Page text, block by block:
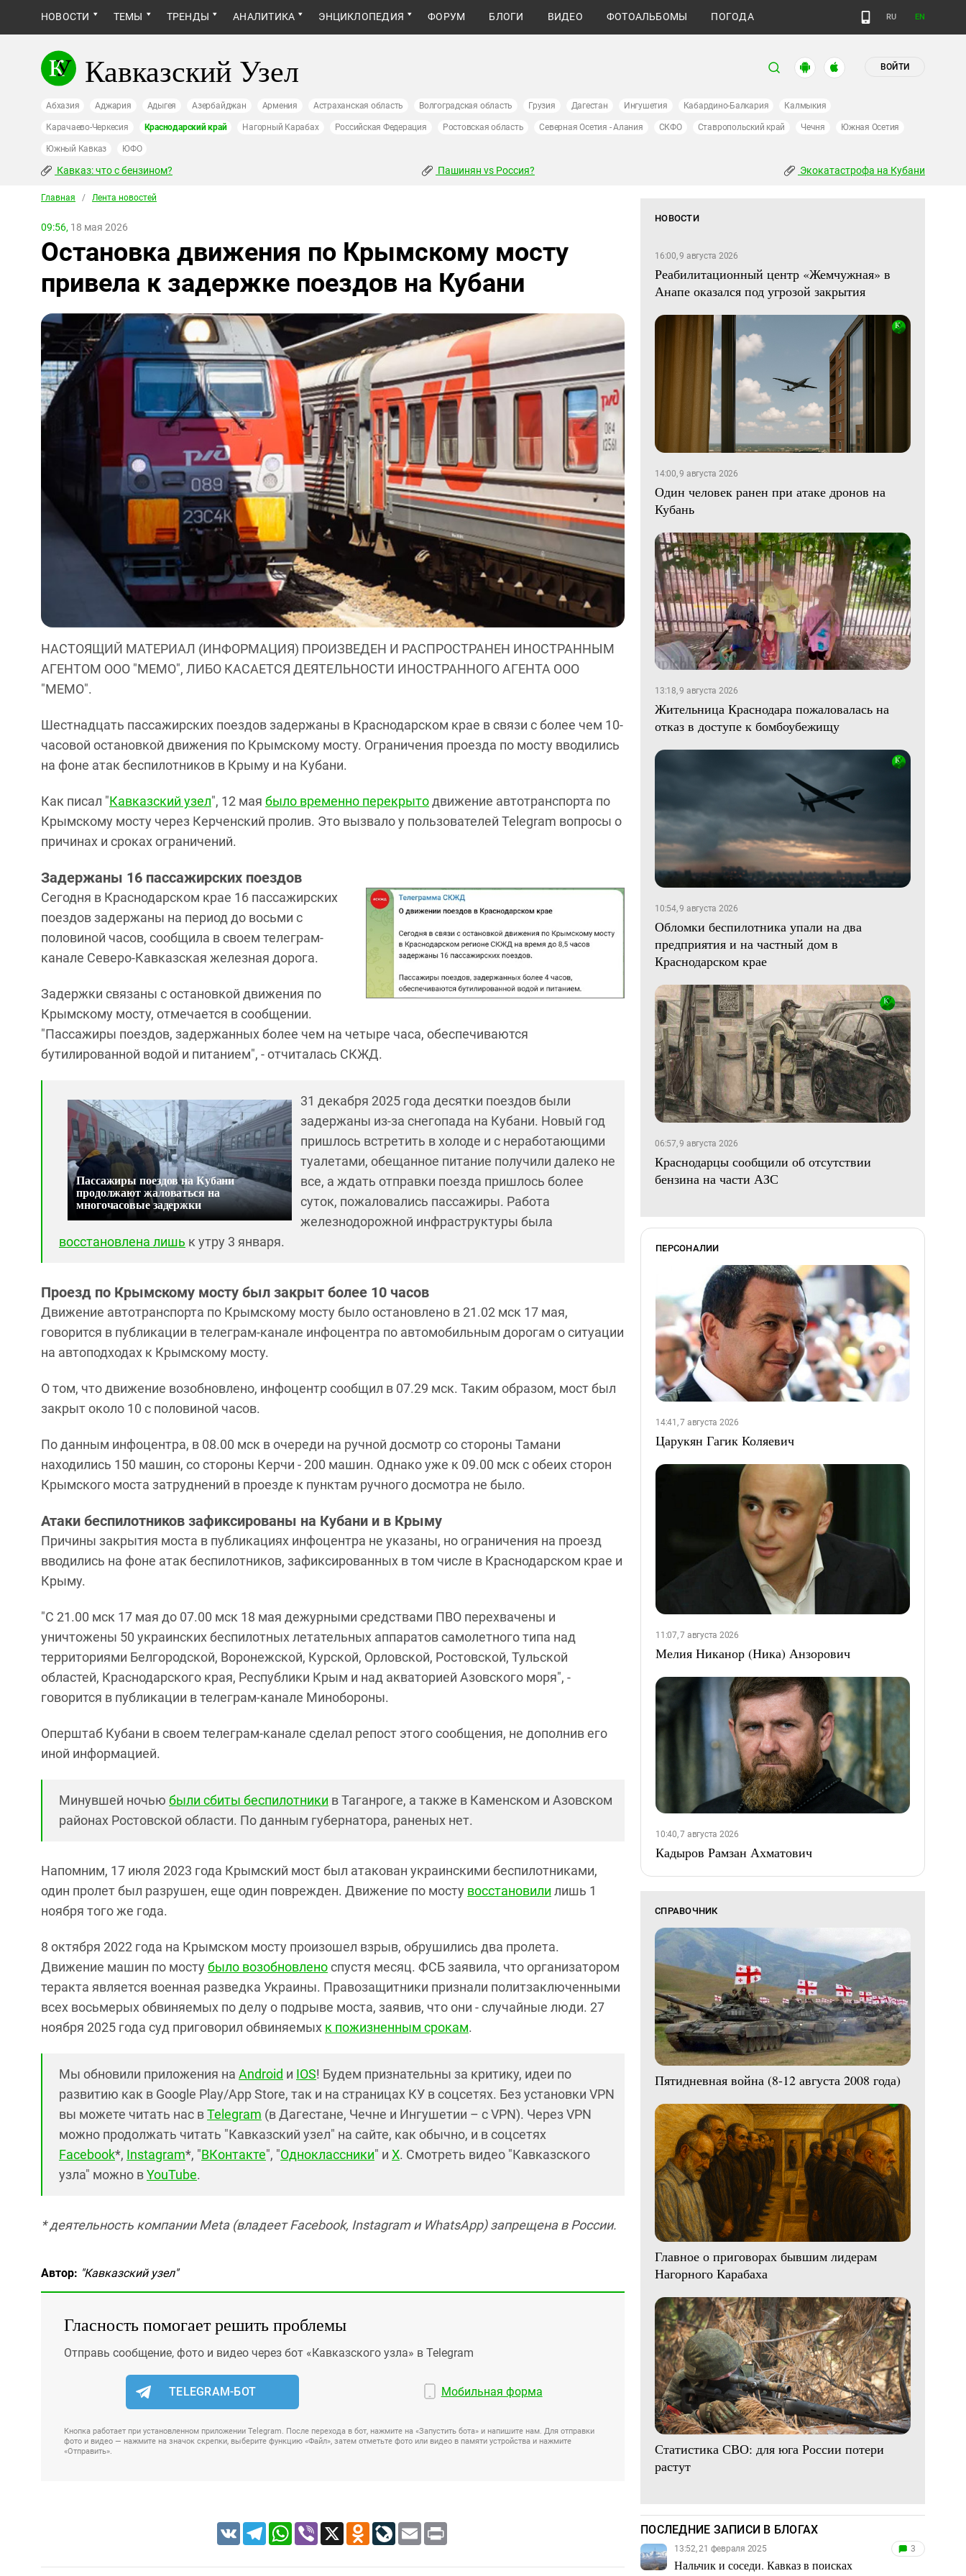
НОВОСТИ ТЕМЫ ТРЕНДЫ АНАЛИТИКА ЭНЦИКЛОПЕДИЯ ФОРУМ БЛОГИ ВИДЕО ФОТОАЛЬБОМЫ ПОГОДА RU EN
Кавказский Узел ВОЙТИ
Абхазия Аджария Адыгея Азербайджан Армения Астраханская область Волгоградская область Грузия Дагестан Ингушетия Кабардино-Балкария Калмыкия
Карачаево-Черкесия Краснодарский край Нагорный Карабах Российская Федерация Ростовская область Северная Осетия - Алания СКФО Ставропольский край Чечня Южная Осетия
Южный Кавказ ЮФО
Кавказ: что с бензином? Пашинян vs Россия? Экокатастрофа на Кубани
Главная / Лента новостей
09:56, 18 мая 2026
Остановка движения по Крымскому мосту
привела к задержке поездов на Кубани
НАСТОЯЩИЙ МАТЕРИАЛ (ИНФОРМАЦИЯ) ПРОИЗВЕДЕН И РАСПРОСТРАНЕН ИНОСТРАННЫМ
АГЕНТОМ ООО "МЕМО", ЛИБО КАСАЕТСЯ ДЕЯТЕЛЬНОСТИ ИНОСТРАННОГО АГЕНТА ООО
"МЕМО".
Шестнадцать пассажирских поездов задержаны в Краснодарском крае в связи с более чем 10-
часовой остановкой движения по Крымскому мосту. Ограничения проезда по мосту вводились
на фоне атак беспилотников в Крыму и на Кубани.
Как писал "Кавказский узел", 12 мая было временно перекрытодвижение автотранспорта по
Крымскому мосту через Керченский пролив. Это вызвало у пользователей Telegram вопросы о
причинах и сроках ограничений.
Задержаны 16 пассажирских поездов
Сегодня в Краснодарском крае 16 пассажирских
поездов задержаны на период до восьми с
половиной часов, сообщила в своем телеграм-
канале Северо-Кавказская железная дорога.
Задержки связаны с остановкой движения по
Крымскому мосту, отмечается в сообщении.
"Пассажиры поездов, задержанных более чем на четыре часа, обеспечиваются
бутилированной водой и питанием", - отчиталась СКЖД.
Пассажиры поездов на Кубани
продолжают жаловаться на
многочасовые задержки
31 декабря 2025 года десятки поездов были
задержаны из-за снегопада на Кубани. Новый год
пришлось встретить в холоде и с неработающими
туалетами, обещанное питание получили далеко не
все, а ждать отправки поезда пришлось более
суток, пожаловались пассажиры. Работа
железнодорожной инфраструктуры была
восстановлена лишь к утру 3 января.
Проезд по Крымскому мосту был закрыт более 10 часов
Движение автотранспорта по Крымскому мосту было остановлено в 21.02 мск 17 мая,
говорится в публикации в телеграм-канале инфоцентра по автомобильным дорогам о ситуации
на автоподходах к Крымскому мосту.
О том, что движение возобновлено, инфоцентр сообщил в 07.29 мск. Таким образом, мост был
закрыт около 10 с половиной часов.
По данным инфоцентра, в 08.00 мск в очереди на ручной досмотр со стороны Тамани
находились 150 машин, со стороны Керчи - 200 машин. Однако уже к 09.00 мск с обеих сторон
Крымского моста затруднений в проезде к пунктам ручного досмотра не было.
Атаки беспилотников зафиксированы на Кубани и в Крыму
Причины закрытия моста в публикациях инфоцентра не указаны, но ограничения на проезд
вводились на фоне атак беспилотников, зафиксированных в том числе в Краснодарском крае и
Крыму.
"С 21.00 мск 17 мая до 07.00 мск 18 мая дежурными средствами ПВО перехвачены и
уничтожены 50 украинских беспилотных летательных аппаратов самолетного типа над
территориями Белгородской, Воронежской, Курской, Орловской, Ростовской, Тульской
областей, Краснодарского края, Республики Крым и над акваторией Азовского моря", -
говорится в публикации в телеграм-канале Минобороны.
Оперштаб Кубани в своем телеграм-канале сделал репост этого сообщения, не дополнив его
иной информацией.
Минувшей ночью были сбиты беспилотники в Таганроге, а также в Каменском и Азовском
районах Ростовской области. По данным губернатора, раненых нет.
Напомним, 17 июля 2023 года Крымский мост был атакован украинскими беспилотниками,
один пролет был разрушен, еще один поврежден. Движение по мосту восстановили лишь 1
ноября того же года.
8 октября 2022 года на Крымском мосту произошел взрыв, обрушились два пролета.
Движение машин по мосту было возобновленоспустя месяц. ФСБ заявила, что организатором
теракта является военная разведка Украины. Правозащитники признали политзаключенными
всех восьмерых обвиняемых по делу о подрыве моста, заявив, что они - случайные люди. 27
ноября 2025 года суд приговорил обвиняемых к пожизненным срокам.
Мы обновили приложения на Android и IOS! Будем признательны за критику, идеи по
развитию как в Google Play/App Store, так и на страницах КУ в соцсетях. Без установки VPN
вы можете читать нас вTelegram (в Дагестане, Чечне и Ингушетии – с VPN). Через VPN
можно продолжать читать "Кавказский узел" на сайте, как обычно, и в соцсетях
Facebook*, Instagram*, "ВКонтакте", "Одноклассники" и X. Смотреть видео "Кавказского
узла" можно вYouTube.
* деятельность компании Meta (владеет Facebook, Instagram и WhatsApp) запрещена в России.
Автор: "Кавказский узел"
Гласность помогает решить проблемы
Отправь сообщение, фото и видео через бот «Кавказского узла» в Telegram
TELEGRAM-БОТ Мобильная форма
Кнопка работает при установленном приложении Telegram. После перехода в бот, нажмите на «Запустить бота» и напишите нам. Для отправки
фото и видео — нажмите на значок скрепки, выберите функцию «Файл», затем отметьте фото или видео в памяти устройства и нажмите
«Отправить».
VK TelegramWhatsApp
Viber X Odnoklassniki
LiveJournal
Email
НОВОСТИ
16:00, 9 августа 2026
Реабилитационный центр «Жемчужная» в
Анапе оказался под угрозой закрытия
14:00, 9 августа 2026
Один человек ранен при атаке дронов на
Кубань
13:18, 9 августа 2026
Жительница Краснодара пожаловалась на
отказ в доступе к бомбоубежищу
10:54, 9 августа 2026
Обломки беспилотника упали на два
предприятия и на частный дом в
Краснодарском крае
06:57, 9 августа 2026
Краснодарцы сообщили об отсутствии
бензина на части АЗС
ПЕРСОНАЛИИ
14:41, 7 августа 2026
Царукян Гагик Коляевич
11:07, 7 августа 2026
Мелия Никанор (Ника) Анзорович
10:40, 7 августа 2026
Кадыров Рамзан Ахматович
СПРАВОЧНИК
Пятидневная война (8-12 августа 2008 года)
Главное о приговорах бывшим лидерам
Нагорного Карабаха
Статистика СВО: для юга России потери
растут
ПОСЛЕДНИЕ ЗАПИСИ В БЛОГАХ
13:52, 21 февраля 2025
Нальчик и соседи. Кавказ в поисках
3